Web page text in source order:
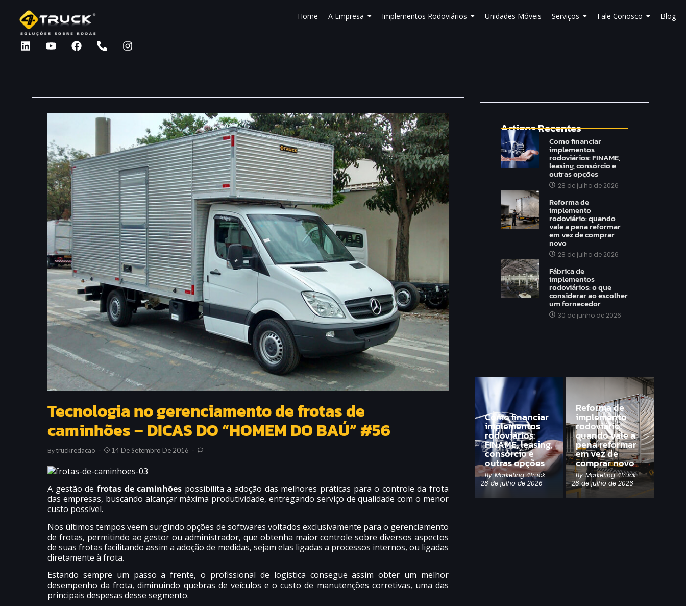
Home A Empresa Implementos Rodoviários Unidades Móveis Serviços Fale Conosco Blog
Tecnologia no gerenciamento de frotas de
caminhões – DICAS DO “HOMEM DO BAÚ” #56
ByTruckredacao 14 De Setembro De 2016
A gestão de frotas de caminhões possibilita a adoção das melhores práticas para o controle da frota
das empresas, buscando alcançar máxima produtividade, entregando serviço de qualidade com o menor
custo possível.
Nos últimos tempos veem surgindo opções de softwares voltados exclusivamente para o gerenciamento
de frotas, permitindo ao gestor ou administrador, que obtenha maior controle sobre diversos aspectos
de suas frotas facilitando assim a adoção de medidas, sejam elas ligadas a processos internos, ou ligadas
diretamente à frota.
Estando sempre um passo a frente, o profissional de logística consegue assim obter um melhor
desempenho da frota, diminuindo quebras de veículos e o custo de manutenções corretivas, uma das
principais despesas desse segmento.
Artigos Recentes
Como financiar
implementos
rodoviários: FINAME,
leasing, consórcio e
outras opções
28 de julho de 2026
Reforma de
implemento
rodoviário: quando
vale a pena reformar
em vez de comprar
novo
28 de julho de 2026
Fábrica de
implementos
rodoviários: o que
considerar ao escolher
um fornecedor
30 de junho de 2026
Como financiar
implementos
rodoviários:
FINAME, leasing,
consórcio e
outras opções
By Marketing 4truck
- 28 de julho de 2026
Reforma de
implemento
rodoviário:
quando vale a
pena reformar
em vez de
comprar novo
By Marketing 4truck
- 28 de julho de 2026